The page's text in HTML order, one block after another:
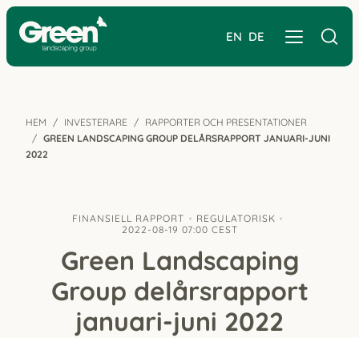
EN DE
HEM INVESTERARE
RAPPORTER OCH PRESENTATIONER
GREEN LANDSCAPING GROUP DELÅRS­RAPPORT JANUARI-JUNI
2022
FINANSIELL RAPPORT
REGULATORISK
2022-08-19 07:00 CEST
Green Landscaping
Group delårs­rapport
januari-juni 2022